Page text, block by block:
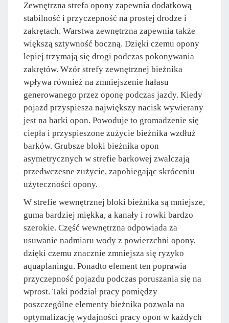
Zewnętrzna strefa opony zapewnia dodatkową
stabilność i przyczepność na prostej drodze i
zakrętach. Warstwa zewnętrzna zapewnia także
większą sztywność boczną. Dzięki czemu opony
lepiej trzymają się drogi podczas pokonywania
zakrętów. Wzór strefy zewnętrznej bieżnika
wpływa również na zmniejszenie hałasu
generowanego przez oponę podczas jazdy. Kiedy
pojazd przyspiesza największy nacisk wywierany
jest na barki opon. Powoduje to gromadzenie się
ciepła i przyspieszone zużycie bieżnika wzdłuż
barków. Grubsze bloki bieżnika opon
asymetrycznych w strefie barkowej zwalczają
przedwczesne zużycie, zapobiegając skróceniu
użyteczności opony.
W strefie wewnętrznej bloki bieżnika są mniejsze,
guma bardziej miękka, a kanały i rowki bardzo
szerokie. Część wewnętrzna odpowiada za
usuwanie nadmiaru wody z powierzchni opony,
dzięki czemu znacznie zmniejsza się ryzyko
aquaplaningu. Ponadto element ten poprawia
przyczepność pojazdu podczas poruszania się na
wprost. Taki podział pracy pomiędzy
poszczególne elementy bieżnika pozwala na
optymalizację wydajności pracy opon w każdych